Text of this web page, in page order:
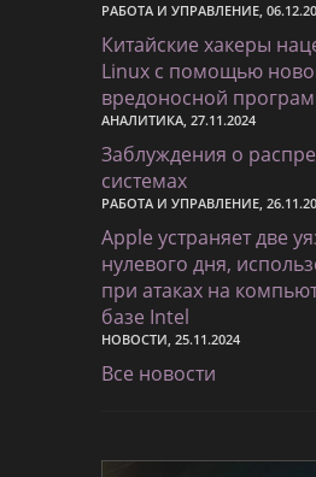
РАБОТА И УПРАВЛЕНИЕ,
Китайские хакеры
Linux с помощью
вредоносной
АНАЛИТИКА, 27.11.2024
Заблуждения о
системах
РАБОТА И УПРАВЛЕНИЕ,
Apple устраняет две
нулевого дня,
при атаках на
базе Intel
НОВОСТИ, 25.11.2024
Все новости